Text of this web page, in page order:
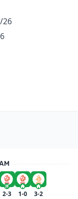
26
2-3 1-0 3-2